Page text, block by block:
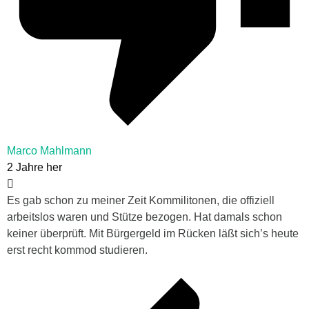
Marco Mahlmann
2 Jahre her
Es gab schon zu meiner Zeit Kommilitonen, die offiziell
arbeitslos waren und Stütze bezogen. Hat damals schon
keiner überprüft. Mit Bürgergeld im Rücken läßt sich’s heute
erst recht kommod studieren.